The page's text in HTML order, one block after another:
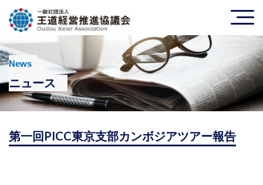
News
ニュース
第一回PICC東京支部カンボジアツアー報告